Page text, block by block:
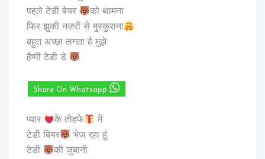
पहले टेडी बेयर
को थामना
फिर झुकी नज़रों से मुस्कुराना
बहुत अच्छा लगता है मुझे
हैप्पी टेडी डे
Share On Whatsapp
प्यार के तोहफे
में
टेडी बियर
भेज रहा हूं
टेडी
की जुबानी